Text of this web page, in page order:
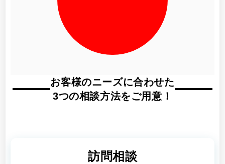
お客様のニーズに合わせた
3つの相談方法をご用意！
訪問相談